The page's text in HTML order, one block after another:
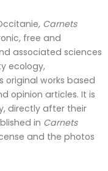
Carnets
free and
associated sciences
ecology,
original works based
opinion articles. It is
directly after their
in Carnets
and the photos